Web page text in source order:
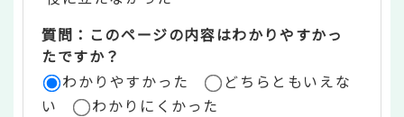
リ
ア
質問：このページの内容はわかりやすかっ
たですか？
わかりやすかった
どちらともいえな
い
わかりにくかった